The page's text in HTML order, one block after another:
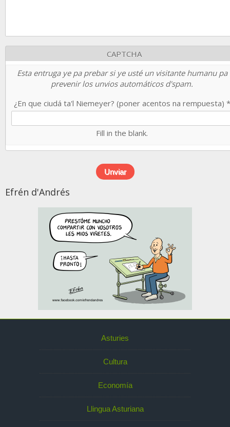
CAPTCHA
Esta entruga ye pa prebar si ye usté un visitante humanu pa
prevenir los unvios automáticos d'spam.
¿En que ciudá ta'l Niemeyer? (poner acentos na rempuesta) *
Fill in the blank.
Efrén d'Andrés
Asturies
Cultura
Economía
Llingua Asturiana